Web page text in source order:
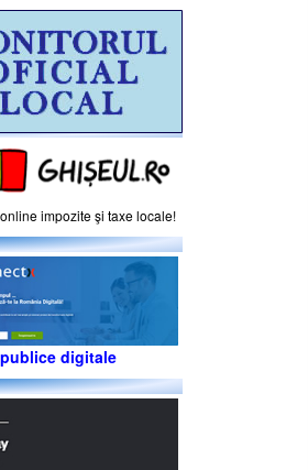
impozite şi taxe locale!
digitale